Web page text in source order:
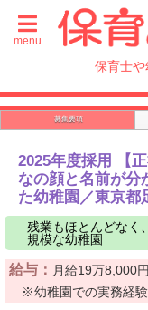
menu
保育士
募集要項
2025年度採用 【
なの顔と名前が分
た幼稚園／東京都
残業もほとんどなく
規模な幼稚園
給与： 月給19万8,000
※幼稚園での実務経験